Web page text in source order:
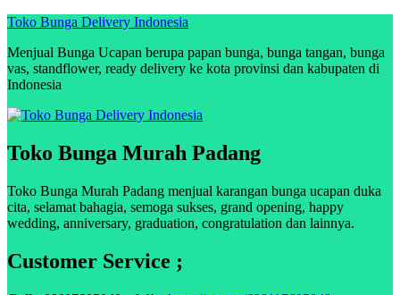
Skip
content
Toko Bunga Delivery Indonesia
Menjual Bunga Ucapan berupa papan bunga, bunga tangan, bunga
vas, standflower, ready delivery ke kota provinsi dan kabupaten di
Indonesia
Toko Bunga Murah Padang
Toko Bunga Murah Padang menjual karangan bunga ucapan duka
cita, selamat bahagia, semoga sukses, grand opening, happy
wedding, anniversary, graduation, congratulation dan lainnya.
Customer Service ;